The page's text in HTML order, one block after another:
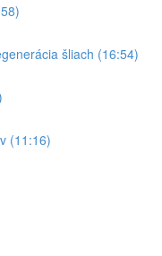
šliach (16:54)
(11:16)